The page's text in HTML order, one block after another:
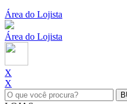
Área do Lojista
Área do Lojista
X
X